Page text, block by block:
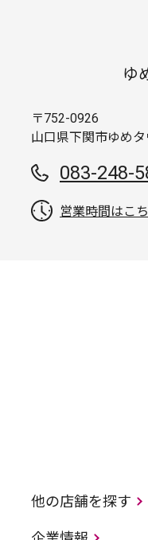
ゆ
〒752-0926
山口県下関市ゆめ
083-248-
営業時間はこ
他の店舗を探す